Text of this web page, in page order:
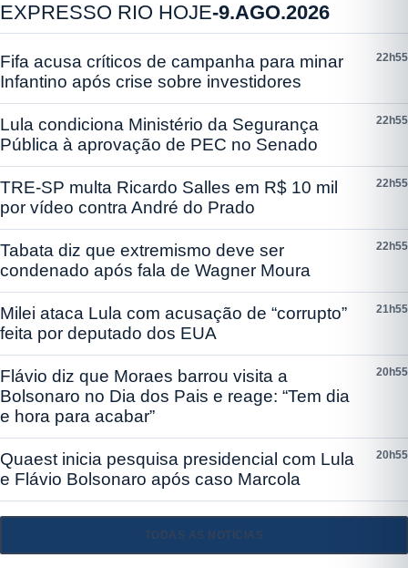
EXPRESSO RIO HOJE-9.AGO.2026
Fifa acusa críticos de campanha para minar
Infantino após crise sobre investidores
22h55
Lula condiciona Ministério da Segurança
Pública à aprovação de PEC no Senado
22h55
TRE-SP multa Ricardo Salles em R$ 10 mil
por vídeo contra André do Prado
22h55
Tabata diz que extremismo deve ser
condenado após fala de Wagner Moura
22h55
Milei ataca Lula com acusação de “corrupto”
feita por deputado dos EUA
21h55
Flávio diz que Moraes barrou visita a
Bolsonaro no Dia dos Pais e reage: “Tem dia
e hora para acabar”
20h55
Quaest inicia pesquisa presidencial com Lula
e Flávio Bolsonaro após caso Marcola
20h55
TODAS AS NOTÍCIAS